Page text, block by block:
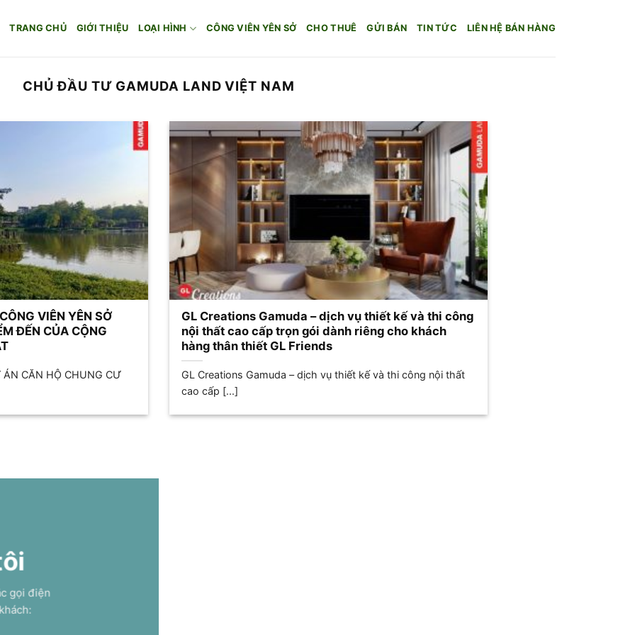
TRANG CHỦ GIỚI THIỆU LOẠI HÌNH CÔNG VIÊN YÊN SỞ CHO THUÊ GỬI BÁN TIN TỨC LIÊN HỆ BÁN HÀNG
CHỦ ĐẦU TƯ GAMUDA LAND VIỆT NAM
VIÊN YÊN SỞ
ĐẾN CỦA CỘNG
CĂN HỘ CHUNG CƯ
GL Creations Gamuda – dịch vụ thiết kế và thi công
nội thất cao cấp trọn gói dành riêng cho khách
hàng thân thiết GL Friends
GL Creations Gamuda – dịch vụ thiết kế và thi công nội thất
cao cấp [...]
gọi điện